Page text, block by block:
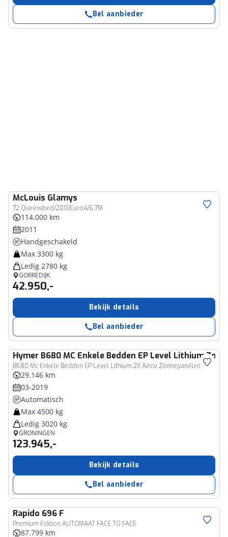
Bel aanbieder
McLouis Glamys
72 Queensbed/2011/Euro4/6.7M
114.000 km
2011
Handgeschakeld
Max 3300 kg
Ledig 2780 kg
GORREDIJK
42.950,-
Bekijk details
Bel aanbieder
Hymer B680 MC Enkele Bedden EP Level Lithium
B680 Mc Enkele Bedden EP Level Lithium 2X Airco Zonnepanelen
29.146 km
03-2019
Automatisch
Max 4500 kg
Ledig 3020 kg
GRONINGEN
123.945,-
Bekijk details
Bel aanbieder
Rapido 696 F
Premium Edition AUTOMAAT FACE TO FACE
87.799 km